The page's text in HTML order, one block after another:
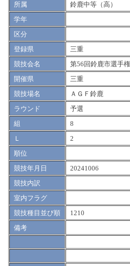
所属
鈴鹿中等（高）
学年
区分
登録県
三重
競技会名
第56回鈴鹿市選手権
開催県
三重
競技場名
ＡＧＦ鈴鹿
ラウンド
予選
組
8
Ｌ
2
順位
競技年月日
20241006
競技内訳
室内フラグ
競技種目並び順
1210
備考